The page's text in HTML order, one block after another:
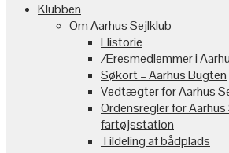
Klubben
Om Aarhus Sejlklub
Historie
Æresmedlemmer i
Søkort – Aarhus Bugten
Vedtægter for Aarhus
Ordensregler for
fartøjsstation
Tildeling af bådplads